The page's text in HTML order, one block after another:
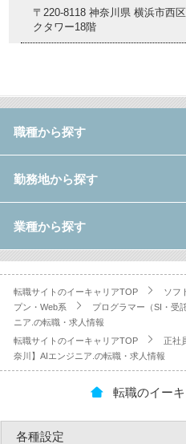
〒220-8118 神奈川県 横浜市西
クタワー18階
職種から探す
勤務地から探す
業種から探す
転職サイトのイーキャリアTOP ソフ
プン・Web系
プログラマー（SI・受
ニア.の転職・求人情報
転職サイトのイーキャリアTOP
正社
奈川】AIエンジニア.の転職・求人情報
転職のイー
各種設定